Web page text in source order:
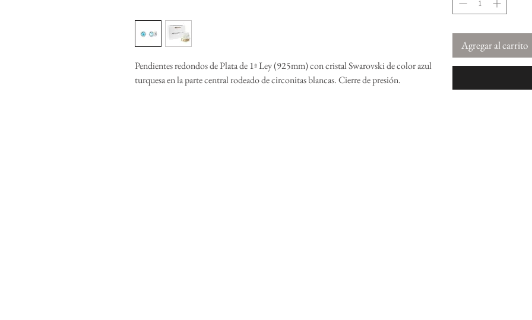
Pendientes redondos de Plata de 1ª Ley (925mm) con cristal Swarovski de color azul
turquesa en la parte central rodeado de circonitas blancas. Cierre de presión.
Agregar al carrito